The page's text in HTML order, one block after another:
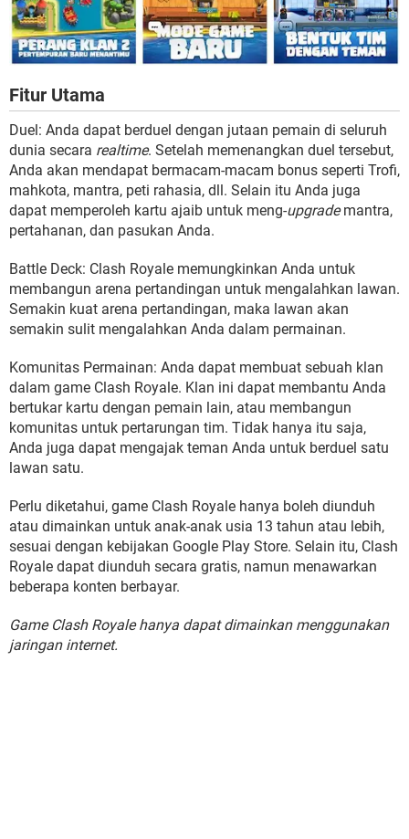
Fitur Utama
Duel: Anda dapat berduel dengan jutaan pemain di seluruh
dunia secara realtime. Setelah memenangkan duel tersebut,
Anda akan mendapat bermacam-macam bonus seperti Trofi,
mahkota, mantra, peti rahasia, dll. Selain itu Anda juga
dapat memperoleh kartu ajaib untuk meng-upgrademantra,
pertahanan, dan pasukan Anda.
Battle Deck: Clash Royale memungkinkan Anda untuk
membangun arena pertandingan untuk mengalahkan lawan.
Semakin kuat arena pertandingan, maka lawan akan
semakin sulit mengalahkan Anda dalam permainan.
Komunitas Permainan: Anda dapat membuat sebuah klan
dalam game Clash Royale. Klan ini dapat membantu Anda
bertukar kartu dengan pemain lain, atau membangun
komunitas untuk pertarungan tim. Tidak hanya itu saja,
Anda juga dapat mengajak teman Anda untuk berduel satu
lawan satu.
Perlu diketahui, game Clash Royale hanya boleh diunduh
atau dimainkan untuk anak-anak usia 13 tahun atau lebih,
sesuai dengan kebijakan Google Play Store. Selain itu, Clash
Royale dapat diunduh secara gratis, namun menawarkan
beberapa konten berbayar.
Game Clash Royale hanya dapat dimainkan menggunakan
jaringan internet.